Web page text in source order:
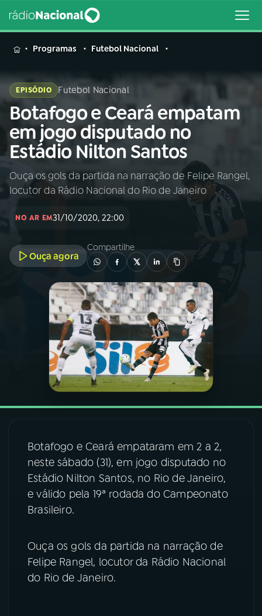
MENU
Buscar
na
Rádio
Nacional
Buscar
AO VIVO
INÍCIO
A RÁDIO
PROGRAMAÇÃO
PROGRAMAS
PODCASTS
06VIDEOCASTS
07ÚLTIMAS
08FESTIVAL DE MÚSICA
YouTube Facebook
Instagram
Programas Futebol Nacional
EPISÓDIO Futebol Nacional
Botafogo e Ceará empatam
em jogo disputado no
Estádio Nilton Santos
Ouça os gols da partida na narração de Felipe Rangel,
locutor da Rádio Nacional do Rio de Janeiro
NO AR EM31/10/2020, 22:00
Ouça agora
Compartilhe
Botafogo e Ceará empataram em 2 a 2,
neste sábado (31), em jogo disputado no
Estádio Nilton Santos, no Rio de Janeiro,
e válido pela 19ª rodada do Campeonato
Brasileiro.
Ouça os gols da partida na narração de
Felipe Rangel, locutor da Rádio Nacional
do Rio de Janeiro.